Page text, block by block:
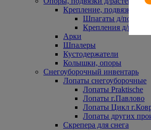
Крепление, подвязки д/
Шпагаты д/
Крепления д/
Арки
Шпалеры
Кустодержатели
Колышки, опоры
Снегоуборочный инвентарь
Лопаты снегоуборочные
Лопаты Praktische
Лопаты г.Павлово
Лопаты Цикл
Лопаты других
Скрепера для снега